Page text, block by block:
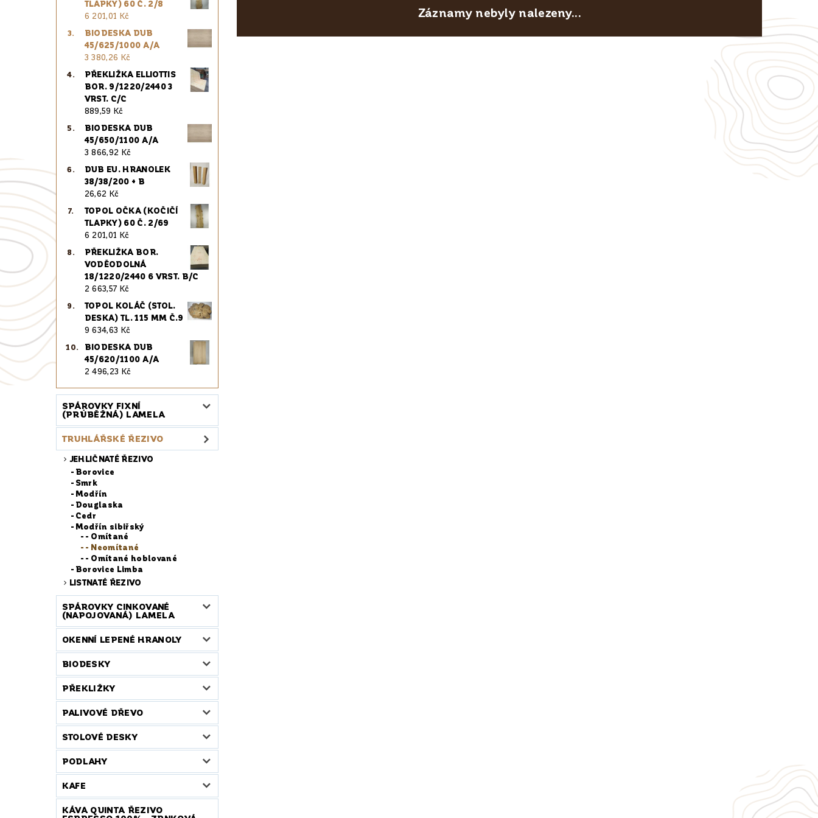
TLAPKY) 60 Č. 2/8
6 201,01 Kč
BIODESKA DUB
45/625/1000 A/A
3 380,26 Kč
PŘEKLIŽKA ELLIOTTIS
BOR. 9/1220/2440 3
VRST. C/C
889,59 Kč
BIODESKA DUB
45/650/1100 A/A
3 866,92 Kč
DUB EU. HRANOLEK
38/38/200 + B
26,62 Kč
TOPOL OČKA (KOČIČÍ
TLAPKY) 60 Č. 2/69
6 201,01 Kč
PŘEKLIŽKA BOR.
VODĚODOLNÁ
18/1220/2440 6 VRST. B/C
2 663,57 Kč
TOPOL KOLÁČ (STOL.
DESKA) TL. 115 MM Č.9
9 634,63 Kč
BIODESKA DUB
45/620/1100 A/A
2 496,23 Kč
SPÁROVKY FIXNÍ
(PRŮBĚŽNÁ) LAMELA
TRUHLÁŘSKÉ ŘEZIVO
JEHLIČNATÉ ŘEZIVO
Borovice
Smrk
Modřín
Douglaska
Cedr
Modřín sibiřský
- Omítané
- Neomítané
- Omítané hoblované
Borovice Limba
LISTNATÉ ŘEZIVO
SPÁROVKY CINKOVANÉ
(NAPOJOVANÁ) LAMELA
OKENNÍ LEPENÉ HRANOLY
BIODESKY
PŘEKLIŽKY
PALIVOVÉ DŘEVO
STOLOVÉ DESKY
PODLAHY
KAFE
KÁVA QUINTA ŘEZIVO
Záznamy nebyly nalezeny...